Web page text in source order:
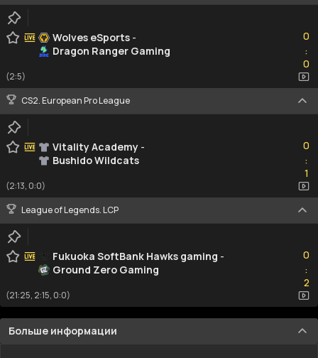
Wolves eSports -
Dragon Ranger Gaming
0
:0
0
(2:5)
CS2. European Pro League
Vitality Academy -
Bushido Wildcats
0
:1
1
(2:13, 0:0)
League of Legends. LCP
Fukuoka SoftBank Hawks gaming -
Ground Zero Gaming
0
:2
2
(21:25, 2:15, 0:0)
Больше информации